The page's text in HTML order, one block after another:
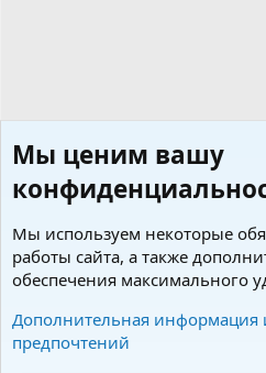
Ветеринарные вопросы и
Cookies Charm by DCom
Мы ценим вашу
Мы используем некоторые
работы сайта, а также
обеспечения максимального
Дополнительная информация
предпочтений